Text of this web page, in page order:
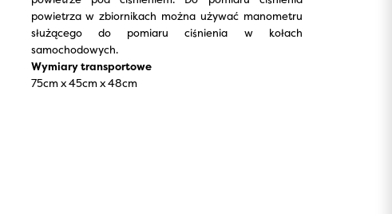
powietrza w zbiornikach można używać manometru
służącego do pomiaru ciśnienia w kołach
samochodowych.
Wymiary transportowe
75cm x 45cm x 48cm